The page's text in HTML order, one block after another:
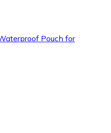
Pouch for